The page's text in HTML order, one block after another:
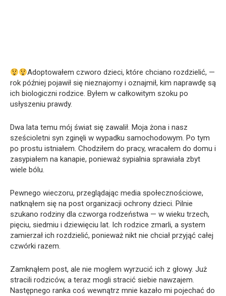
Adoptowałem czworo dzieci, które chciano rozdzielić, —
rok później pojawił się nieznajomy i oznajmił, kim naprawdę są
ich biologiczni rodzice. Byłem w całkowitym szoku po
usłyszeniu prawdy.
Dwa lata temu mój świat się zawalił. Moja żona i nasz
sześcioletni syn zginęli w wypadku samochodowym. Po tym
po prostu istniałem. Chodziłem do pracy, wracałem do domu i
zasypiałem na kanapie, ponieważ sypialnia sprawiała zbyt
wiele bólu.
Pewnego wieczoru, przeglądając media społecznościowe,
natknąłem się na post organizacji ochrony dzieci. Pilnie
szukano rodziny dla czworga rodzeństwa — w wieku trzech,
pięciu, siedmiu i dziewięciu lat. Ich rodzice zmarli, a system
zamierzał ich rozdzielić, ponieważ nikt nie chciał przyjąć całej
czwórki razem.
Zamknąłem post, ale nie mogłem wyrzucić ich z głowy. Już
stracili rodziców, a teraz mogli stracić siebie nawzajem.
Następnego ranka coś wewnątrz mnie kazało mi pojechać do